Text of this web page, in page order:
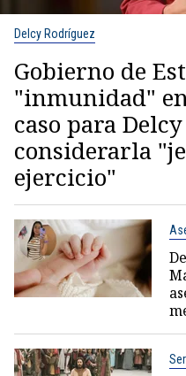
Delcy Rodríguez
Gobierno de
"inmunidad"
caso para
considerarla
ejercicio"